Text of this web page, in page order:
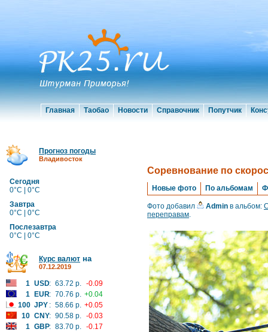
Главная Таобао Новости Справочник Попутчик
Прогноз погоды
Владивосток
Сегодня
0°C | 0°C
Завтра
0°C | 0°C
Послезавтра
0°C | 0°C
Курс валют на
07.12.2019
1 USD: 63.72 р. -0.09
1
EUR: 70.76 р. +0.04
100 JPY : 58.66 р. +0.05
10 CNY: 90.58 р. -0.03
1 GBP: 83.70 р. -0.17
Cоревнование по
Новые фото По альбомам
Фото добавил Admin в альбом:
переправам.